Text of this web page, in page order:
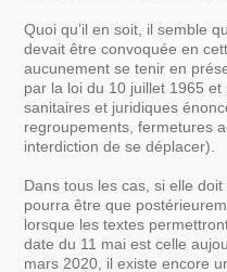
Quoi qu’il en soit, il semble
devait être convoquée en
aucunement se tenir en
par la loi du 10 juillet 1965
sanitaires et juridiques
regroupements, fermetures
interdiction de se déplacer).
Dans tous les cas, si elle
pourra être que
lorsque les textes
date du 11 mai est celle
mars 2020, il existe encore